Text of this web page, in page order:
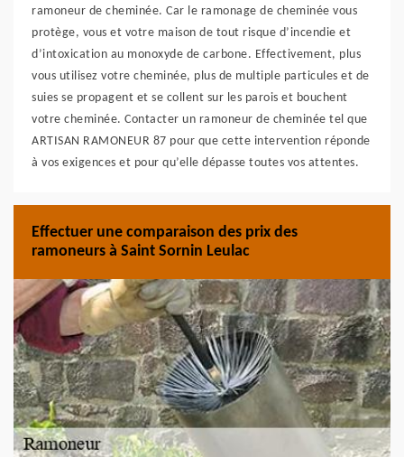
ramoneur de cheminée. Car le ramonage de cheminée vous
protège, vous et votre maison de tout risque d’incendie et
d’intoxication au monoxyde de carbone. Effectivement, plus
vous utilisez votre cheminée, plus de multiple particules et de
suies se propagent et se collent sur les parois et bouchent
votre cheminée. Contacter un ramoneur de cheminée tel que
ARTISAN RAMONEUR 87 pour que cette intervention réponde
à vos exigences et pour qu’elle dépasse toutes vos attentes.
Effectuer une comparaison des prix des
ramoneurs à Saint Sornin Leulac